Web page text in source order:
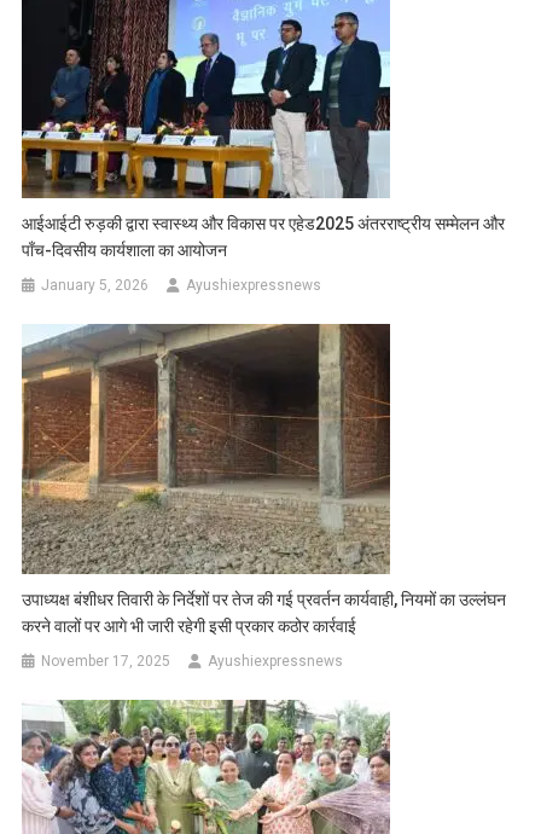
आईआईटी रुड़की द्वारा स्वास्थ्य और विकास पर एहेड2025 अंतरराष्ट्रीय सम्मेलन और
पाँच-दिवसीय कार्यशाला का आयोजन
January 5, 2026 Ayushiexpressnews
उपाध्यक्ष बंशीधर तिवारी के निर्देशों पर तेज की गई प्रवर्तन कार्यवाही, नियमों का उल्लंघन
करने वालों पर आगे भी जारी रहेगी इसी प्रकार कठोर कार्रवाई
November 17, 2025 Ayushiexpressnews